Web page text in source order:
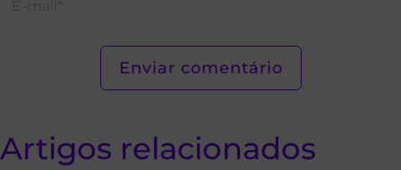
Artigos relacionados